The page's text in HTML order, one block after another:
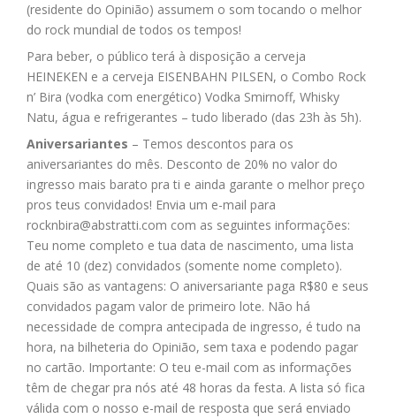
(residente do Opinião) assumem o som tocando o melhor
do rock mundial de todos os tempos!
Para beber, o público terá à disposição a cerveja
HEINEKEN e a cerveja EISENBAHN PILSEN, o Combo Rock
n’ Bira (vodka com energético) Vodka Smirnoff, Whisky
Natu, água e refrigerantes – tudo liberado (das 23h às 5h).
Aniversariantes – Temos descontos para os
aniversariantes do mês. Desconto de 20% no valor do
ingresso mais barato pra ti e ainda garante o melhor preço
pros teus convidados! Envia um e-mail para
rocknbira@abstratti.com com as seguintes informações:
Teu nome completo e tua data de nascimento, uma lista
de até 10 (dez) convidados (somente nome completo).
Quais são as vantagens: O aniversariante paga R$80 e seus
convidados pagam valor de primeiro lote. Não há
necessidade de compra antecipada de ingresso, é tudo na
hora, na bilheteria do Opinião, sem taxa e podendo pagar
no cartão. Importante: O teu e-mail com as informações
têm de chegar pra nós até 48 horas da festa. A lista só fica
válida com o nosso e-mail de resposta que será enviado